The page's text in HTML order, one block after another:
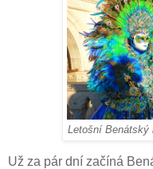
Letošní Benátský
Už za pár dní začíná